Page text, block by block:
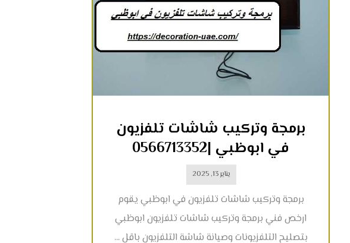
برمجة وتركيب شاشات تلفزيون
في ابوظبي |0566713352
يناير 13, 2025
برمجة وتركيب شاشات تلفزيون في ابوظبي يقوم
ارخص فني برمجة وتركيب شاشات تلفزيون ابوظبي
بتصليح التلفزيونات وصيانة شاشة التلفزيون باقل ...